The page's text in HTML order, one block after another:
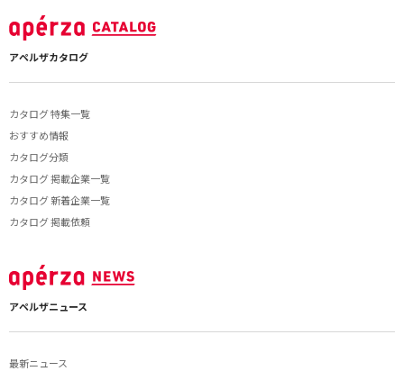
アペルザカタログ
カタログ 特集一覧
おすすめ情報
カタログ分類
カタログ 掲載企業一覧
カタログ 新着企業一覧
カタログ 掲載依頼
アペルザニュース
最新ニュース